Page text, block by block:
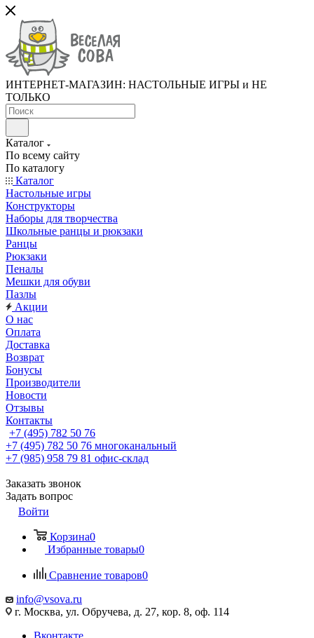
ИНТЕРНЕТ-МАГАЗИН: НАСТОЛЬНЫЕ ИГРЫ и НЕ
ТОЛЬКО
Каталог
По всему сайту
По каталогу
Каталог
Настольные игры
Конструкторы
Наборы для творчества
Школьные ранцы и рюкзаки
Ранцы
Рюкзаки
Пеналы
Мешки для обуви
Пазлы
Акции
О нас
Оплата
Доставка
Возврат
Бонусы
Производители
Новости
Отзывы
Контакты
+7 (495) 782 50 76
+7 (495) 782 50 76 многоканальный
+7 (985) 958 79 81 офис-склад
Заказать звонок
Задать вопрос
Войти
Корзина0
Избранные товары0
Сравнение товаров0
info@vsova.ru
г. Москва, ул. Обручева, д. 27, кор. 8, оф. 114
Вконтакте